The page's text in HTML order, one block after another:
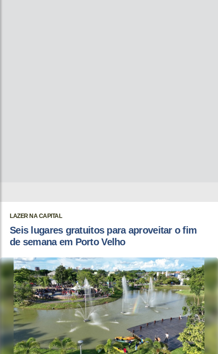
LAZER NA CAPITAL
Seis lugares gratuitos para aproveitar o fim
de semana em Porto Velho